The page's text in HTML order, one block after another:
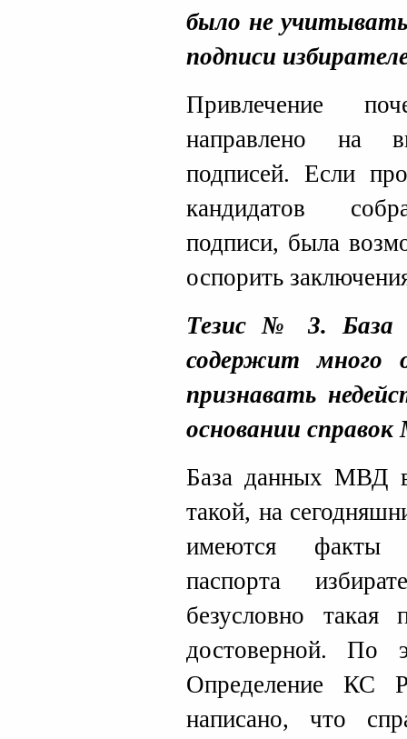
было не
подписи
Привлечение
направлено на
подписей. Если
кандидатов
подписи, была
оспорить
Тезис № 3. База
содержит много
признавать
основании
База данных МВД
такой, на
имеются факты
паспорта
безусловно такая
достоверной. По
Определение КС
написано, что